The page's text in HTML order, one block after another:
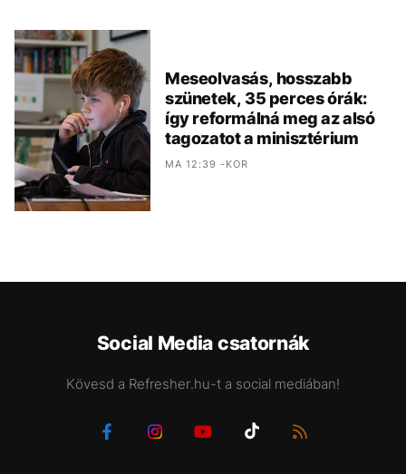
Meseolvasás, hosszabb
szünetek, 35 perces órák:
így reformálná meg az alsó
tagozatot a minisztérium
MA 12:39 -KOR
Social Media csatornák
Kövesd a Refresher.hu-t a social mediában!